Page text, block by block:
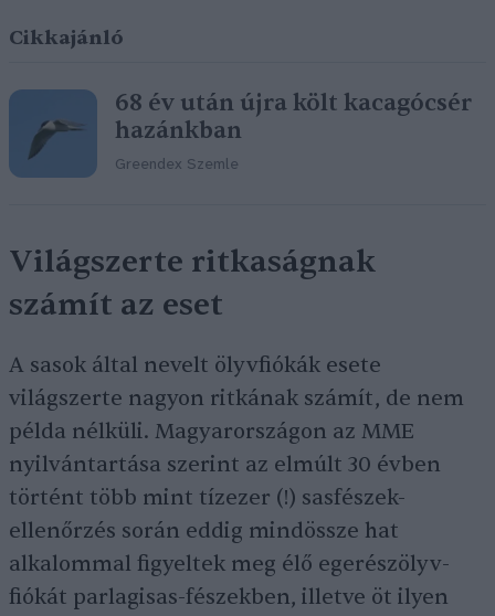
Cikkajánló
68 év után újra költ kacagócsér
hazánkban
Greendex Szemle
Világszerte ritkaságnak
számít az eset
A sasok által nevelt ölyvfiókák esete
világszerte nagyon ritkának számít, de nem
példa nélküli. Magyarországon az MME
nyilvántartása szerint az elmúlt 30 évben
történt több mint tízezer (!) sasfészek-
ellenőrzés során eddig mindössze hat
alkalommal figyeltek meg élő egerészölyv-
fiókát parlagisas-fészekben, illetve öt ilyen